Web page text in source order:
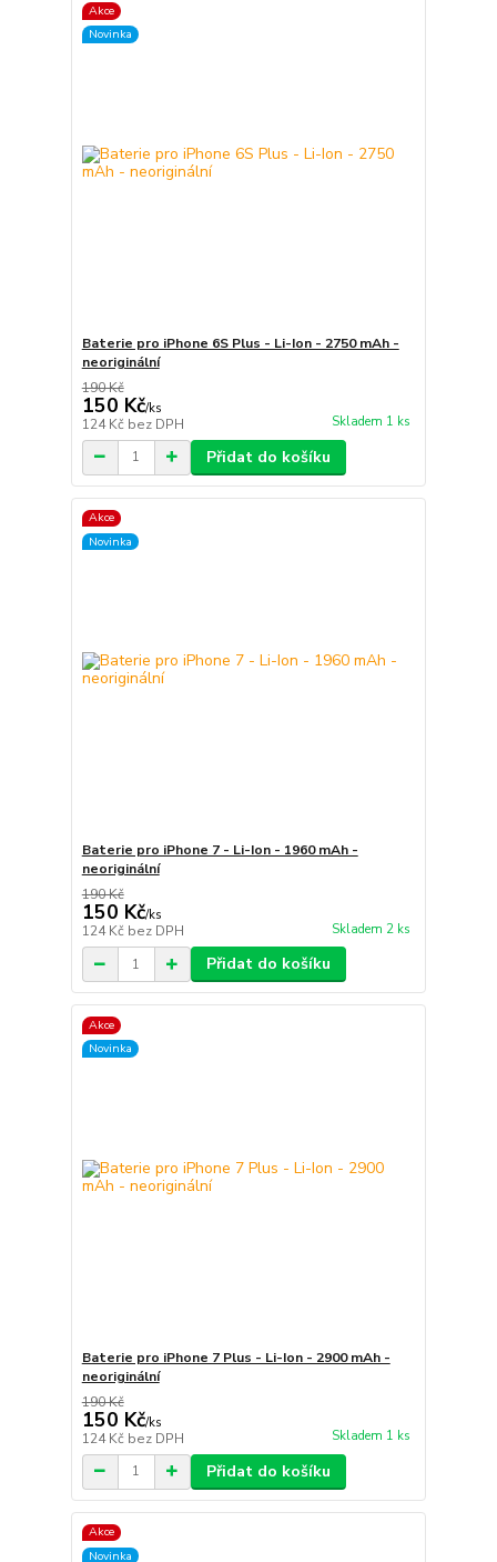
Akce
Novinka
Baterie pro iPhone 6S Plus - Li-Ion - 2750 mAh -
neoriginální
190 Kč
150 Kč/ks
124 Kč bez DPH Skladem 1 ks
Přidat do košíku
Akce
Novinka
Baterie pro iPhone 7 - Li-Ion - 1960 mAh -
neoriginální
190 Kč
150 Kč/ks
124 Kč bez DPH Skladem 2 ks
Přidat do košíku
Akce
Novinka
Baterie pro iPhone 7 Plus - Li-Ion - 2900 mAh -
neoriginální
190 Kč
150 Kč/ks
124 Kč bez DPH Skladem 1 ks
Přidat do košíku
Akce
Novinka